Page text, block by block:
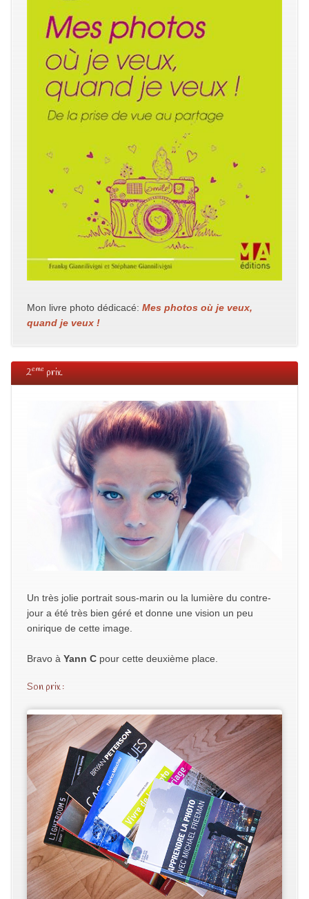
Mon livre photo dédicacé: Mes photos où je veux,
quand je veux !
2emeprix.
Un très jolie portrait sous-marin ou la lumière du contre-
jour a été très bien géré et donne une vision un peu
onirique de cette image.
Bravo à Yann Cpour cette deuxième place.
Son prix :